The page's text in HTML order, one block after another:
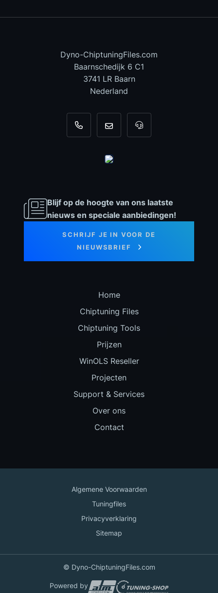
Dyno-ChiptuningFiles.com
Baarnschedijk 6 C1
3741 LR Baarn
Nederland
+31 35 820 0967
info@dyno-Voor tool support,
Blijf op de hoogte van ons laatste
nieuws en speciale aanbiedingen!
SCHRIJF JE IN VOOR DE
NIEUWSBRIEF
Home
Chiptuning Files
Chiptuning Tools
Prijzen
WinOLS Reseller
Projecten
Support & Services
Over ons
Contact
Algemene Voorwaarden
Tuningfiles
Privacyverklaring
Sitemap
© Dyno-ChiptuningFiles.com
Powered by